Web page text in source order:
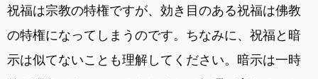
祝福は宗教の特権ですが、効き目のある祝福は佛教
の特権になってしまうのです。ちなみに、祝福と暗
示は似てないことも理解してください。暗示は一時